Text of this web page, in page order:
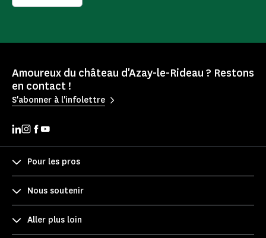
Amoureux du château d'Azay-le-Rideau ? Restons
en contact !
S'abonner à l'infolettre
Pour les pros
Nous soutenir
Aller plus loin